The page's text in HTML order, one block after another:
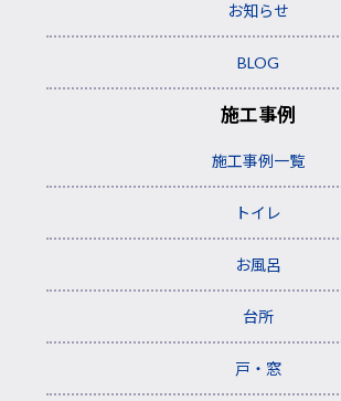
お知らせ
BLOG
施工事例
施工事例一覧
トイレ
お風呂
台所
戸・窓